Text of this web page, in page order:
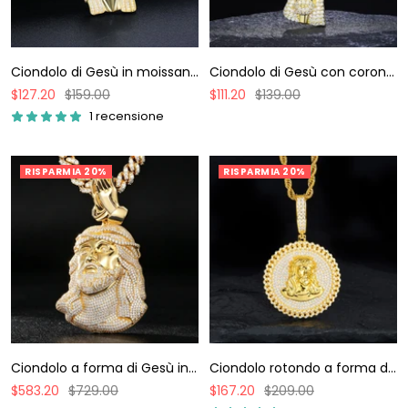
Ciondolo di Gesù in moissanite S925
Prezzo
di
$127.20 Prezzo
regolare
$159.00
1 recensione
Ciondolo di Gesù con corona in moissanite S925.
Prezzo
$111.20 Prezzo
$139.00
RISPARMIA 20%
Ciondolo a forma di Gesù in moissanite S925 con gancio a forma di mano in preghiera.
Prezzo
$583.20 Prezzo
$729.00
RISPARMIA 20%
Ciondolo rotondo a forma di targhetta di Gesù in moissanite S925 con lato cubano
Prezzo
$167.20 Prezzo
$209.00